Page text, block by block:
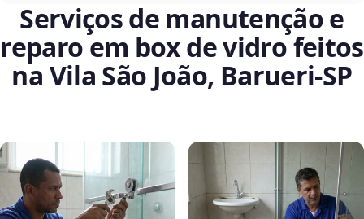
Serviços de manutenção e
reparo em box de vidro feitos
na Vila São João, Barueri‑SP